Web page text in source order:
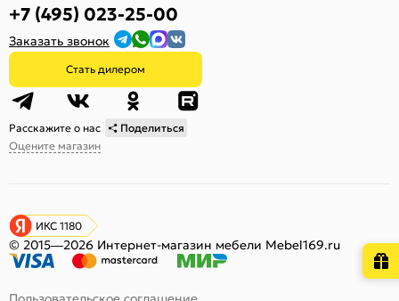
+7 (495) 023-25-00
Заказать звонок
Стать дилером
Расскажите о нас
Поделиться
Оцените магазин
ИКС 1180
© 2015—2026 Интернет-магазин мебели Mebel169.ru